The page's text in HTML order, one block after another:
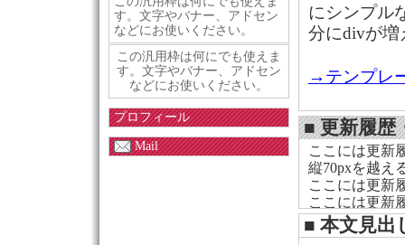
にシンプル
分にdivが増
→テンプレ
■ 更新履歴
ここには更新
縦70pxを越え
ここには更新
ここには更新
ここには更新
ここには更新
■ 本文見出
す。文字やバナー、アドセン
などにお使いください。
この汎用枠は何にでも使えま
す。文字やバナー、アドセン
などにお使いください。
プロフィール
Mail